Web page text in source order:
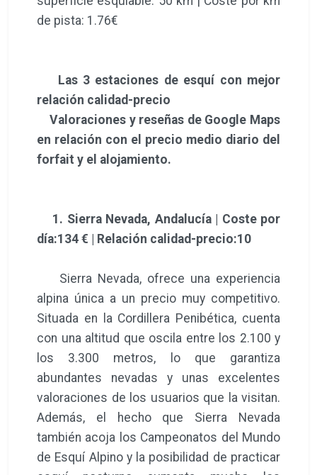
de pista: 1.76€
Las 3 estaciones de esquí con mejor
relación calidad-precio
Valoraciones y reseñas de Google Maps
en relación con el precio medio diario del
forfait y el alojamiento.
1. Sierra Nevada, Andalucía | Coste por
día:134 € | Relación calidad-precio:10
Sierra Nevada, ofrece una experiencia
alpina única a un precio muy competitivo.
Situada en la Cordillera Penibética, cuenta
con una altitud que oscila entre los 2.100 y
los 3.300 metros, lo que garantiza
abundantes nevadas y unas excelentes
valoraciones de los usuarios que la visitan.
Además, el hecho que Sierra Nevada
también acoja los Campeonatos del Mundo
de Esquí Alpino y la posibilidad de practicar